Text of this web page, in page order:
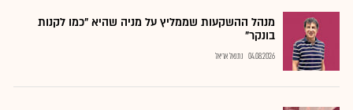
מנהל ההשקעות שממליץ על מניה שהיא "כמו לקנות
בונקר"
04.08.2026 נתנאל אריאל